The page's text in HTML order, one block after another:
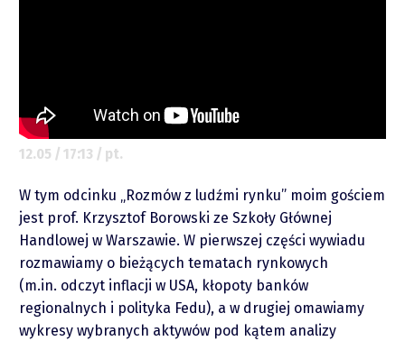
12.05 / 17:13 / pt.
W tym odcinku „Rozmów z ludźmi rynku” moim gościem
jest prof. Krzysztof Borowski ze Szkoły Głównej
Handlowej w Warszawie. W pierwszej części wywiadu
rozmawiamy o bieżących tematach rynkowych
(m.in. odczyt inflacji w USA, kłopoty banków
regionalnych i polityka Fedu), a w drugiej omawiamy
wykresy wybranych aktywów pod kątem analizy